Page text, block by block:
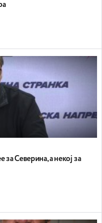
за Северина, а некој за